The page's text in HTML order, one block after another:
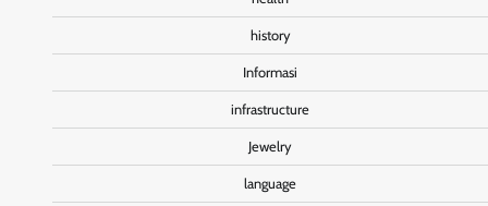
history
Informasi
infrastructure
Jewelry
language